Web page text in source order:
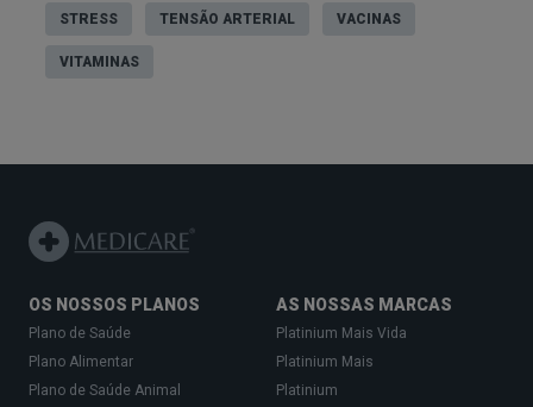
STRESS TENSÃO ARTERIAL VACINAS
VITAMINAS
OS NOSSOS PLANOS
Plano de Saúde
Plano Alimentar
Plano de Saúde Animal
AS NOSSAS MARCAS
Platinium Mais Vida
Platinium Mais
Platinium